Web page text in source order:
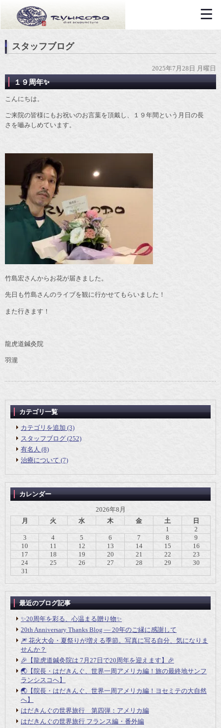
スタッフブログ
2025年7月28日 月曜日
１９周年✨
こんにちは。
ご来院の皆様にもお祝いのお言葉を頂戴し、１９年間という月日の長
さを嚙みしめています。
竹島宏さんからお花が届きました。
先日も竹島さんのライブを観に行かせてもらいました！
また行きます！
龍虎道鍼灸院
羽瀧
カテゴリ一覧
カテゴリを追加 (3)
スタッフブログ (252)
有名人 (8)
治療について (7)
カレンダー
2026年8月
月
火 水 木 金 土
日
1
2
3
4 5 6 7 8
9
10
11 12 13 14 15
16
17
18 19 20 21 22
23
24
25 26 27 28 29
30
31
最近のブログ記事
✨20周年を彩る、心温まる贈り物✨
20th Anniversary Thanks Blog ― 20年のご縁に感謝して
🎆 花火大会・夏祭りが増える季節。写真に写る自分、気になりま
せんか？
🎉【龍虎道鍼灸院は 7月27日で20周年を迎えます】🎉
🌏【院長・はだきんぐ、世界一周アメリカ編！旅の最終地サンフ
ランシスコへ】
🌏【院長・はだきんぐ、世界一周アメリカ編！ヨセミテの大自然
へ】
はだきんぐの世界旅行 第四弾：アメリカ編
はだきんぐの世界旅行 フランス編・番外編